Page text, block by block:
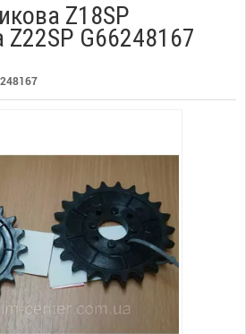
Z18SP
Z22SP G66248167